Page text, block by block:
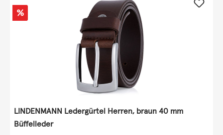
Rabatt
%
LINDENMANN Ledergürtel Herren, braun 40 mm
Büffelleder